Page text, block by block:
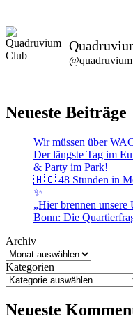
Neueste Beiträge
Wir müssen über
Der längste Tag im
& Party im Park!
🇲🇨 48 Stunden in
✨
„Hier brennen unsere
Bonn: Die
Archiv
Kategorien
Neueste